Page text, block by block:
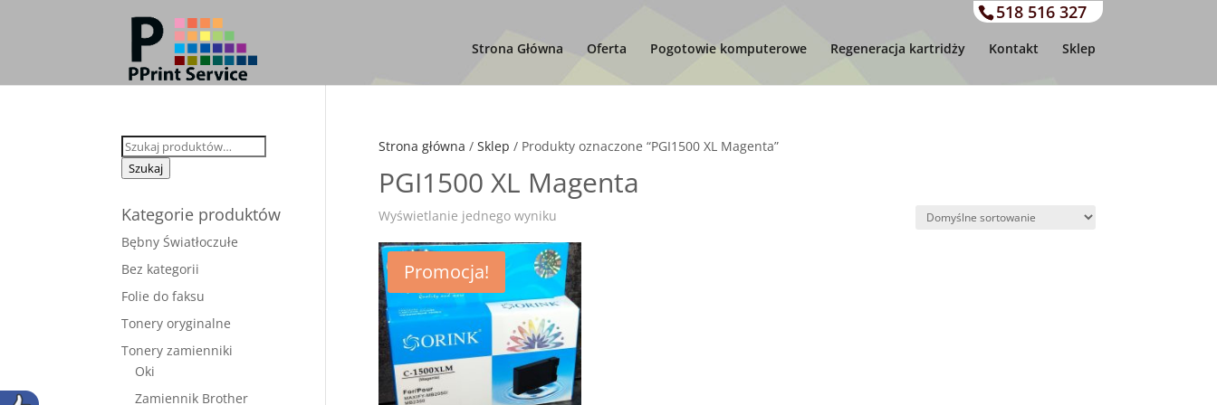
518 516 327
Strona Główna Oferta Pogotowie komputerowe Regeneracja kartridży Kontakt Sklep
Strona główna / Sklep / Produkty oznaczone “PGI1500 XL Magenta”
PGI1500 XL Magenta
Wyświetlanie jednego wyniku
Promocja!
Szukaj:
Szukaj
Kategorie produktów
Bębny Światłoczułe
Bez kategorii
Folie do faksu
Tonery oryginalne
Tonery zamienniki
Oki
Zamiennik Brother